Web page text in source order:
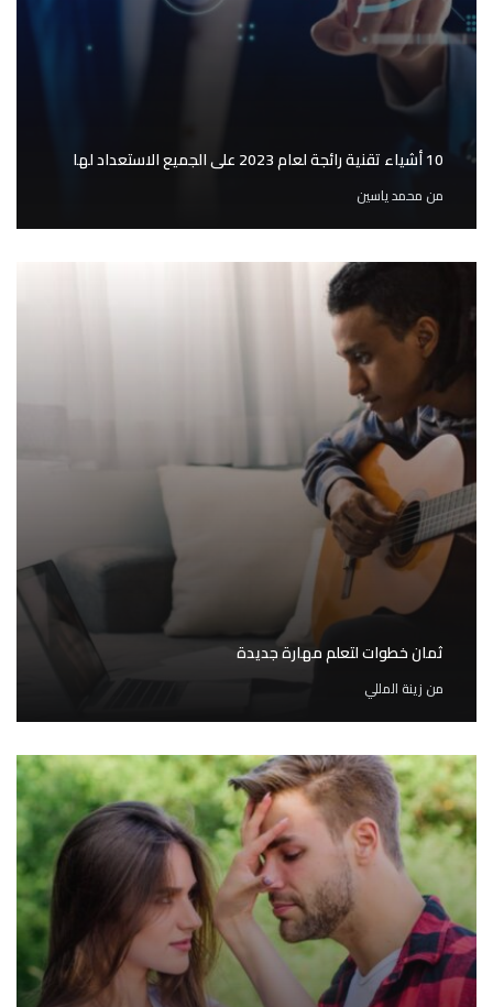
10 أشياء تقنية رائجة لعام 2023 على الجميع الاستعداد لها
من محمد ياسين
ثمان خطوات لتعلم مهارة جديدة
من زينة المللي